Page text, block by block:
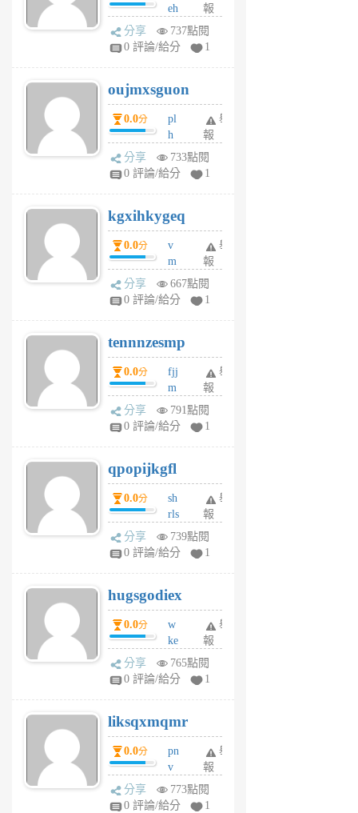
v
A
V
個
月
前
eh
ld
gy
個
月
前
報
分享
737點閱
0 評論/給分
1
oujmxsguon
0.0分
pl
h
wi
w
6
個
月
前
舉
報
分享
733點閱
0 評論/給分
1
kgxihkygeq
0.0分
v
m
sg
sr
6
個
月
前
舉
報
分享
667點閱
0 評論/給分
1
tennnzesmp
0.0分
fjj
m
w
rs
6
個
月
前
舉
報
分享
791點閱
0 評論/給分
1
qpopijkgfl
0.0分
sh
rls
k
m
6
個
月
前
舉
報
分享
739點閱
0 評論/給分
1
hugsgodiex
0.0分
w
ke
rv
pj
6
個
月
前
舉
報
分享
765點閱
0 評論/給分
1
liksqxmqmr
0.0分
pn
v
wt
sv
舉
報
分享
773點閱
0 評論/給分
1